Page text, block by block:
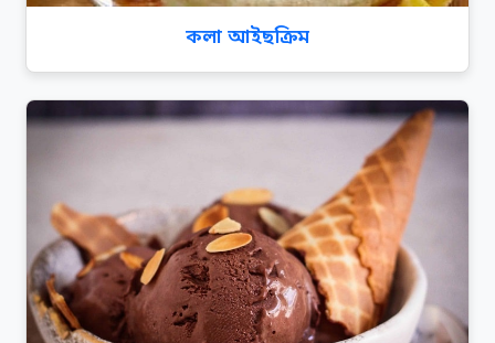
কলা আইছক্রিম